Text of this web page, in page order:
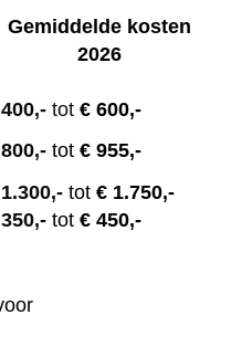
Gemiddelde kosten
2026
400,- tot € 600,-
800,- tot € 955,-
1.300,- tot € 1.750,-
350,- tot € 450,-